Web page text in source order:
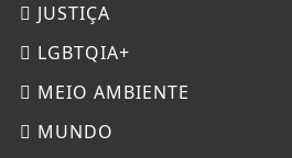
JUSTIÇA
LGBTQIA+
MEIO AMBIENTE
MUNDO